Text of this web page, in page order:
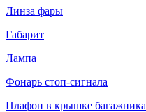
Линза фары
Габарит
Лампа
Фонарь стоп-сигнала
Плафон в крышке багажника